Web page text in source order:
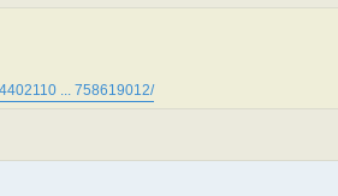
... 758619012/